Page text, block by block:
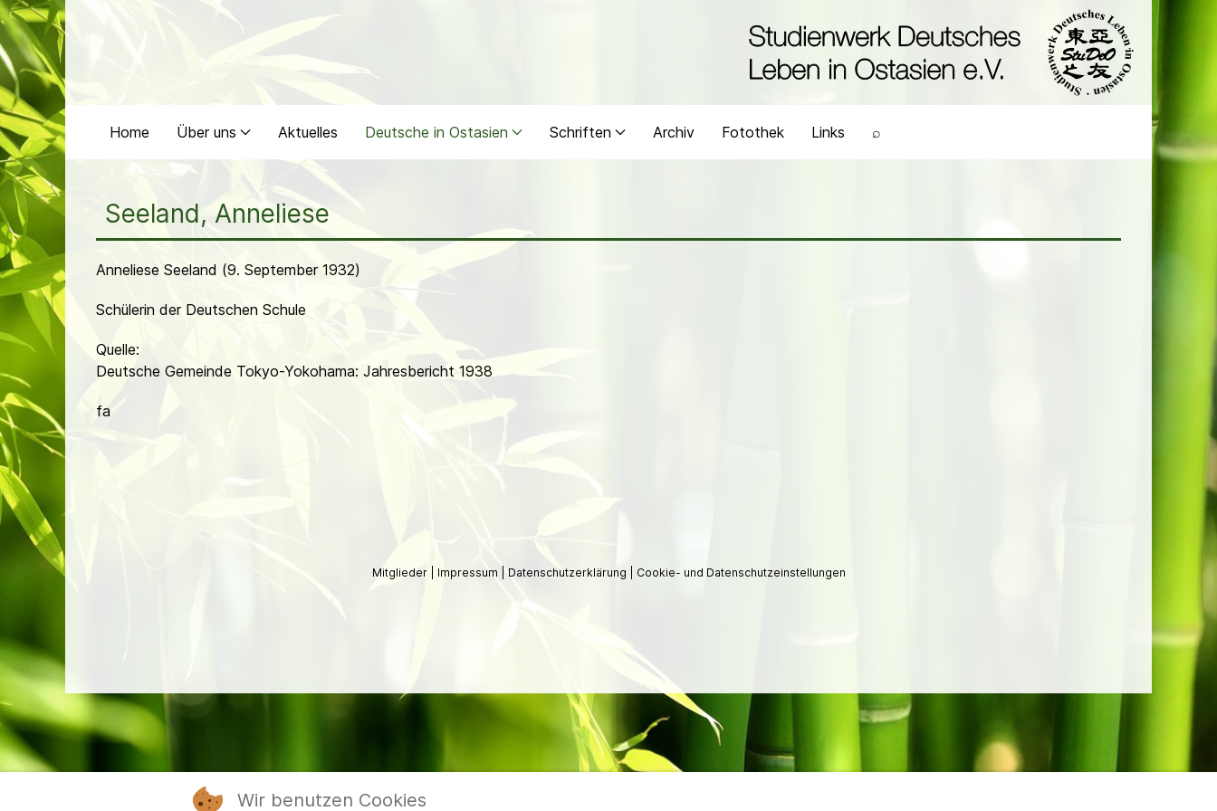
Home Über uns Aktuelles Deutsche in Ostasien Schriften Archiv Fotothek Links ⌕
Seeland, Anneliese
Anneliese Seeland (9. September 1932)
Schülerin der Deutschen Schule
Quelle:
Deutsche Gemeinde Tokyo-Yokohama: Jahresbericht 1938
fa
Mitglieder Impressum Datenschutzerklärung Cookie- und Datenschutzeinstellungen
Wir benutzen Cookies